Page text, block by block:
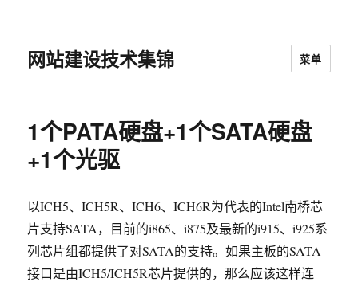
网站建设技术集锦 菜单
1个PATA硬盘+1个SATA硬盘
+1个光驱
以ICH5、ICH5R、ICH6、ICH6R为代表的Intel南桥芯
片支持SATA，目前的i865、i875及最新的i915、i925系
列芯片组都提供了对SATA的支持。如果主板的SATA
接口是由ICH5/ICH5R芯片提供的，那么应该这样连